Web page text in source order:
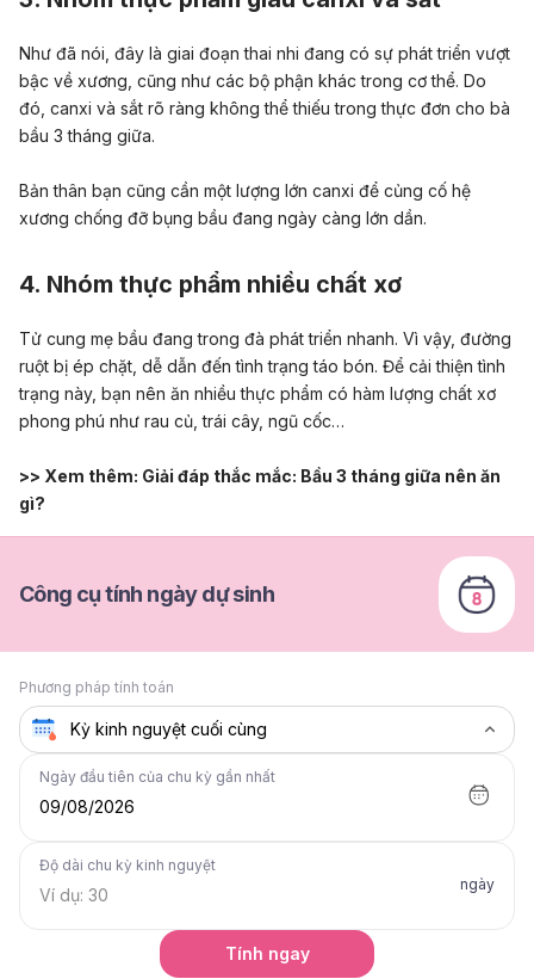
Như đã nói, đây là giai đoạn thai nhi đang có sự phát triển vượt
bậc về xương, cũng như các bộ phận khác trong cơ thể. Do
đó, canxi và sắt rõ ràng không thể thiếu trong thực đơn cho bà
bầu 3 tháng giữa.
Bản thân bạn cũng cần một lượng lớn canxi để củng cố hệ
xương chống đỡ bụng bầu đang ngày càng lớn dần.
4. Nhóm thực phẩm nhiều chất xơ
Tử cung mẹ bầu đang trong đà phát triển nhanh. Vì vậy, đường
ruột bị ép chặt, dễ dẫn đến tình trạng táo bón. Để cải thiện tình
trạng này, bạn nên ăn nhiều thực phẩm có hàm lượng chất xơ
phong phú như rau củ, trái cây, ngũ cốc…
>> Xem thêm: Giải đáp thắc mắc: Bầu 3 tháng giữa nên ăn
gì?
Công cụ tính ngày dự sinh
Phương pháp tính toán
Ngày đầu tiên của chu kỳ gần nhất
09/08/2026
Độ dài chu kỳ kinh nguyệt
ngày
Tính ngay